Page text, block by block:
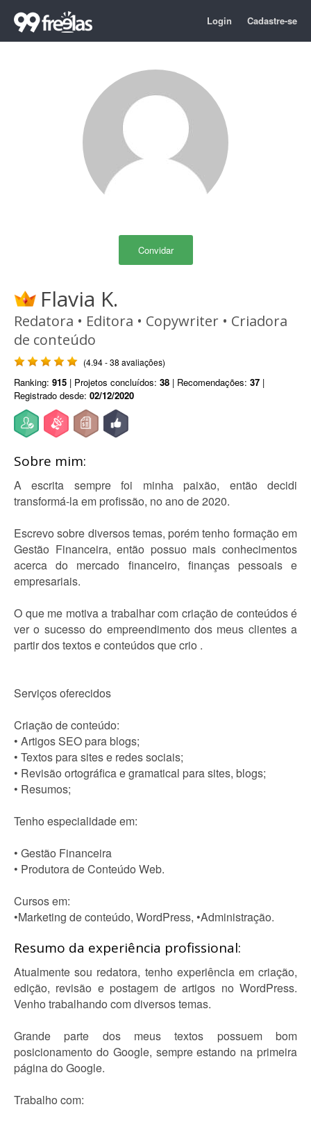
Login Cadastre-se
Convidar
Flavia K.
Redatora • Editora • Copywriter • Criadora
de conteúdo
(4.94 - 38 avaliações)
Ranking: 915 | Projetos concluídos: 38 | Recomendações: 37 |
Registrado desde: 02/12/2020
Sobre mim:
A escrita sempre foi minha paixão, então decidi
transformá-la em profissão, no ano de 2020.
Escrevo sobre diversos temas, porém tenho formação em
Gestão Financeira, então possuo mais conhecimentos
acerca do mercado financeiro, finanças pessoais e
empresariais.
O que me motiva a trabalhar com criação de conteúdos é
ver o sucesso do empreendimento dos meus clientes a
partir dos textos e conteúdos que crio .
Serviços oferecidos
Criação de conteúdo:
• Artigos SEO para blogs;
• Textos para sites e redes sociais;
• Revisão ortográfica e gramatical para sites, blogs;
• Resumos;
Tenho especialidade em:
• Gestão Financeira
• Produtora de Conteúdo Web.
Cursos em:
•Marketing de conteúdo, WordPress, •Administração.
Resumo da experiência profissional:
Atualmente sou redatora, tenho experiência em criação,
edição, revisão e postagem de artigos no WordPress.
Venho trabalhando com diversos temas.
Grande parte dos meus textos possuem bom
posicionamento do Google, sempre estando na primeira
página do Google.
Trabalho com: